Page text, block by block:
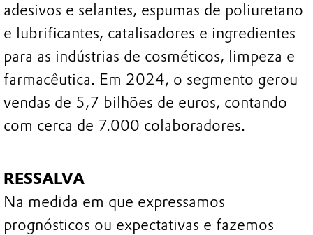
adesivos e selantes, espumas de poliuretano
e lubrificantes, catalisadores e ingredientes
para as indústrias de cosméticos, limpeza e
farmacêutica. Em 2024, o segmento gerou
vendas de 5,7 bilhões de euros, contando
com cerca de 7.000 colaboradores.
RESSALVA
Na medida em que expressamos
prognósticos ou expectativas e fazemos